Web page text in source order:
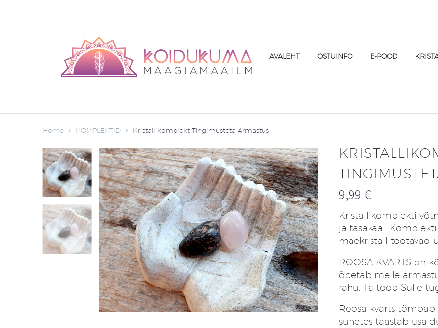
AVALEHT OSTUINFO E-POOD
Home KOMPLEKTID Kristallikomplekt Tingimusteta Armastus
9,99 €
Kristallikomplekti
ja tasakaal.
mäekristall töötavad
ROOSA KVARTS on
õpetab meile
rahu. Ta toob Sulle
Roosa kvarts
suhetes taastab